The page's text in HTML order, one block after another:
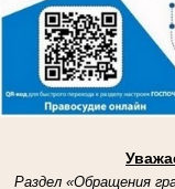
Раздел «Обращения